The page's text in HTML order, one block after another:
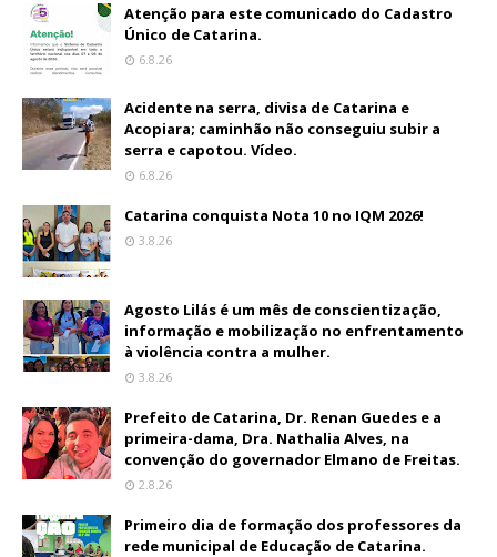
Atenção para este comunicado do Cadastro
Único de Catarina.
6.8.26
Acidente na serra, divisa de Catarina e
Acopiara; caminhão não conseguiu subir a
serra e capotou. Vídeo.
6.8.26
Catarina conquista Nota 10 no IQM 2026!
3.8.26
Agosto Lilás é um mês de conscientização,
informação e mobilização no enfrentamento
à violência contra a mulher.
3.8.26
Prefeito de Catarina, Dr. Renan Guedes e a
primeira-dama, Dra. Nathalia Alves, na
convenção do governador Elmano de Freitas.
2.8.26
Primeiro dia de formação dos professores da
rede municipal de Educação de Catarina.